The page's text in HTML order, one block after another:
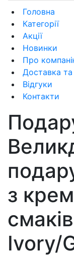
Головна
Категорії
Акції
Новинки
Про
Доставка та
Відгуки
Контакти
з
Ivory/